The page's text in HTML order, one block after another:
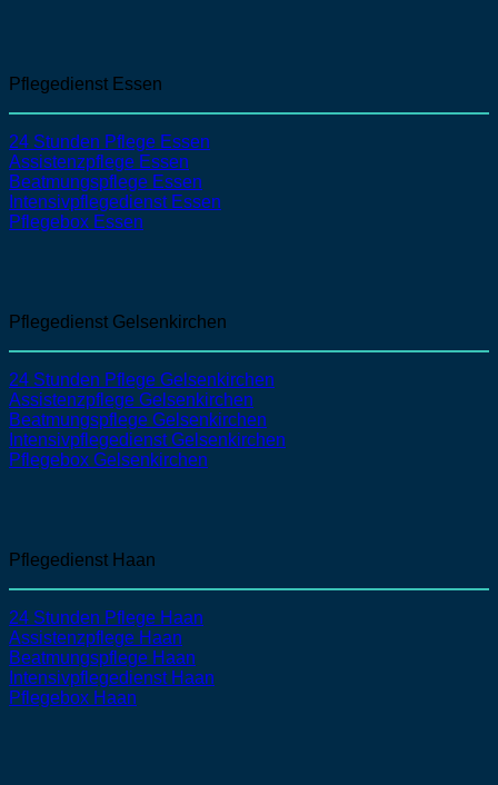
Pflegedienst Essen
24 Stunden Pflege Essen
Assistenzpflege Essen
Beatmungspflege Essen
Intensivpflegedienst Essen
Pflegebox Essen
Pflegedienst Gelsenkirchen
24 Stunden Pflege Gelsenkirchen
Assistenzpflege Gelsenkirchen
Beatmungspflege Gelsenkirchen
IntensivpflegedienstGelsenkirchen
Pflegebox Gelsenkirchen
Pflegedienst Haan
24 Stunden Pflege Haan
Assistenzpflege Haan
Beatmungspflege Haan
Intensivpflegedienst Haan
Pflegebox Haan